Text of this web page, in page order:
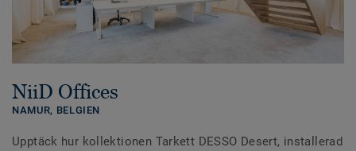
NiiD Offices
NAMUR, BELGIEN
Upptäck hur kollektionen Tarkett DESSO Desert, installerad